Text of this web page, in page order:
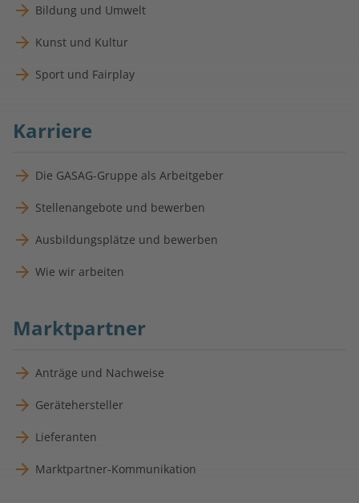
Bildung und Umwelt
Kunst und Kultur
Sport und Fairplay
Karriere
Die GASAG-Gruppe als Arbeitgeber
Stellenangebote und bewerben
Ausbildungsplätze und bewerben
Wie wir arbeiten
Marktpartner
Anträge und Nachweise
Gerätehersteller
Lieferanten
Marktpartner-Kommunikation